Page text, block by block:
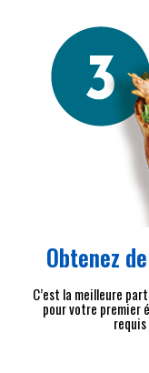
Obtenez
C’est la meilleure
pour votre premier